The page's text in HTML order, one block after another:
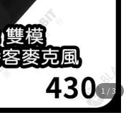
1 /3